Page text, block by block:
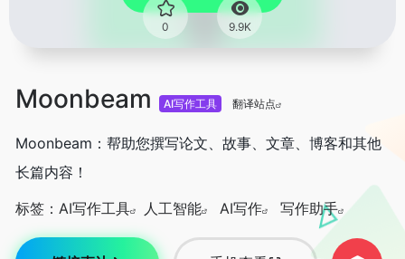
0 9.9K
Moonbeam AI写作工具 翻译站点
Moonbeam：帮助您撰写论文、故事、文章、博客和其他
长篇内容！
标签： AI写作工具 人工智能 AI写作 写作助手